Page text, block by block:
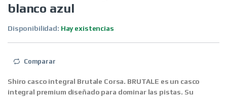
blanco azul
Disponibilidad: Hay existencias
Comparar
Shiro casco integral Brutale Corsa. BRUTALE es un casco
integral premium diseñado para dominar las pistas. Su